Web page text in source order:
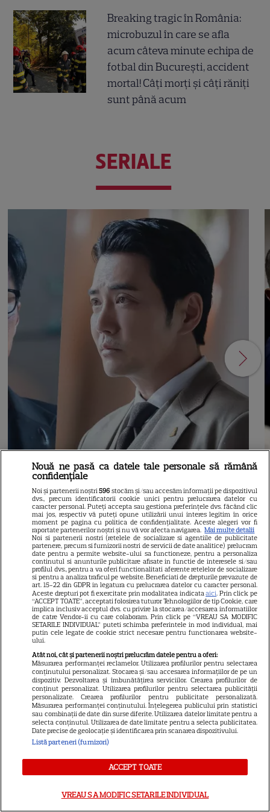
Breaking tragic în România:
microbuzul în care se afla
acum câteva minute echipa de
fotbal din București, accident
mortal! Câți morți și câți răniți
sunt până acum
SERIALE
NETFLIX
Agentul Kim reactivat pe
Netflix: Serialul-fenomen care
a rupt topurile de audiență. Ce
șanse sunt pentru Sezonul 2
ARTICOLE PARTENERI
Horoscop Urania | Previziuni
astrologice pentru perioada 1 –
în zodia Balanței
Nouă ne pasă ca datele tale personale să rămână
confidențiale
Noi și partenerii noștri596 stocăm și/sau accesăm informații pe dispozitivul
dvs., precum identificatorii cookie unici pentru prelucrarea datelor cu
caracter personal. Puteți accepta sau gestiona preferințele dvs. făcând clic
mai jos, respectiv vă puteți opune utilizării unui interes legitim în orice
moment pe pagina cu politica de confidențialitate. Aceste alegeri vor fi
raportate partenerilor noștri și nu vă vor afecta navigarea. Mai multe detalii
Noi si partenerii nostri (retelele de socializare si agentiile de publicitate
partenere, precum si furnizorii nostri de servicii de date analitice) prelucram
date pentru a permite website-ului sa functioneze, pentru a personaliza
continutul si anunturile publicitare afisate in functie de interesele si/sau
profilul dvs., pentru a va oferi functionalitati aferente retelelor de socializare
si pentru a analiza traficul pe website. Beneficiati de drepturile prevazute de
art. 15-22 din GDPR in legatura cu prelucrarea datelor cu caracter personal.
Aceste drepturi pot fi exercitate prin modalitatea indicataaici. Prin click pe
“ACCEPT TOATE”, acceptati folosirea tuturor Tehnologiilor de tip Cookie, care
implica inclusiv acceptul dvs. cu privire la stocarea/accesarea informatiilor
de catre Vendor-ii cu care colaboram. Prin click pe “VREAU SA MODIFIC
SETARILE INDIVIDUAL” puteti schimba preferintele in mod individual, mai
putin cele legate de cookie strict necesare pentru functionarea website-
ului.
Atât noi, cât și partenerii noștri prelucrăm datele pentru a oferi:
Măsurarea performanței reclamelor. Utilizarea profilurilor pentru selectarea
conținutului personalizat. Stocarea și/sau accesarea informațiilor de pe un
dispozitiv. Dezvoltarea și îmbunătățirea serviciilor. Crearea profilurilor de
conținut personalizat. Utilizarea profilurilor pentru selectarea publicității
personalizate. Crearea profilurilor pentru publicitate personalizată.
Măsurarea performanței conținutului. Înțelegerea publicului prin statistici
sau combinații de date din surse diferite. Utilizarea datelor limitate pentru a
selecta conținutul. Utilizarea de date limitate pentru a selecta publicitatea.
Date precise de geolocație și identificarea prin scanarea dispozitivului.
Listă parteneri (furnizori)
ACCEPT TOATE
VREAU SA MODIFIC SETARILE INDIVIDUAL